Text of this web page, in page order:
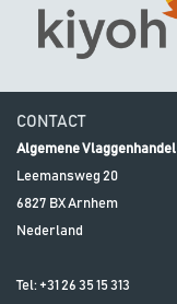
CONTACT
Algemene Vlaggenhandel
Leemansweg 20
6827 BXArnhem
Nederland
Tel: +31 26 35 15 313